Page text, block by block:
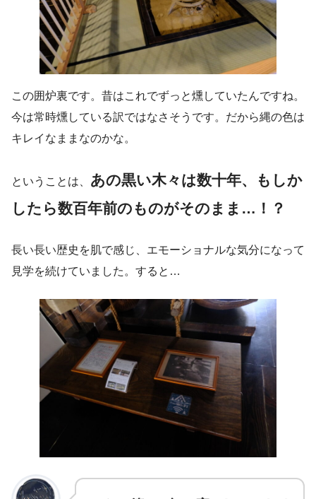
この囲炉裏です。昔はこれでずっと燻していたんですね。
今は常時燻している訳ではなさそうです。だから縄の色は
キレイなままなのかな。
ということは、 あの黒い木々は数十年、もしか
したら数百年前のものがそのまま…！？
長い長い歴史を肌で感じ、エモーショナルな気分になって
見学を続けていました。すると…